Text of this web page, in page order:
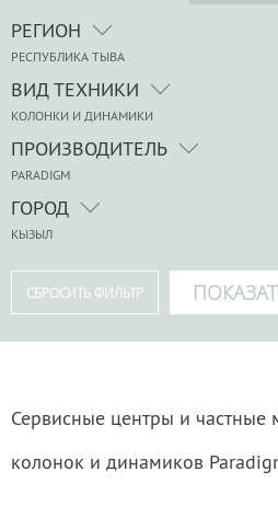
РЕГИОН
РЕСПУБЛИКА ТЫВА
ВИД ТЕХНИКИ
КОЛОНКИ И ДИНАМИКИ
ПРОИЗВОДИТЕЛЬ
PARADIGM
ГОРОД
КЫЗЫЛ
Сервисные центры и частные
колонок и динамиков